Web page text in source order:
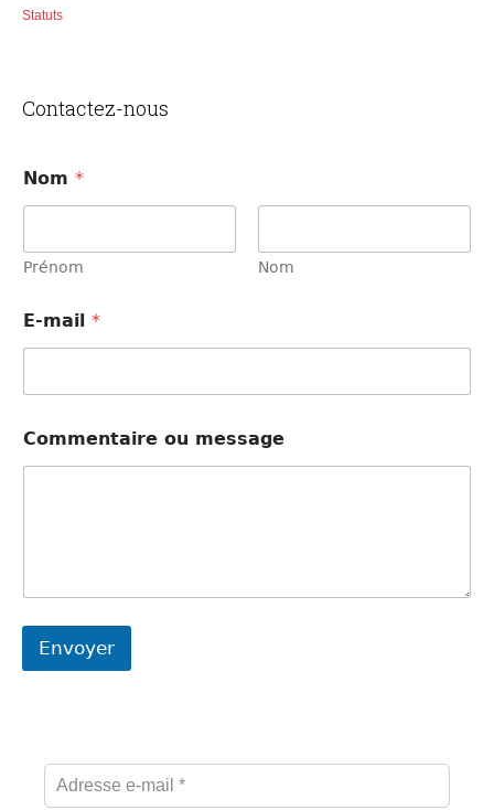
Statuts
Contactez-nous
-
m
l
o
m
e
t
Nom *
Prénom Nom
E-mail *
Commentaire ou message
Envoyer